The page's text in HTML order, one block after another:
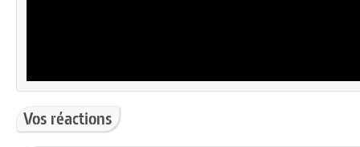
Vos réactions